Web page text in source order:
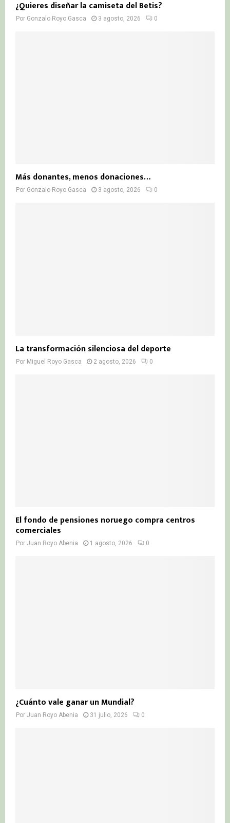
¿Quieres diseñar la camiseta del Betis?
Por Gonzalo Royo Gasca 3 agosto, 2026 0
Más donantes, menos donaciones…
Por Gonzalo Royo Gasca 3 agosto, 2026 0
La transformación silenciosa del deporte
Por Miguel Royo Gasca 2 agosto, 2026 0
El fondo de pensiones noruego compra centros
comerciales
Por Juan Royo Abenia 1 agosto, 2026 0
¿Cuánto vale ganar un Mundial?
Por Juan Royo Abenia 31 julio, 2026 0